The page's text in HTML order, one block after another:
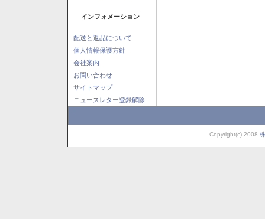
インフォメーション
配送と返品について
個人情報保護方針
会社案内
お問い合わせ
サイトマップ
ニュースレター登録解除
Copyright(c) 2008